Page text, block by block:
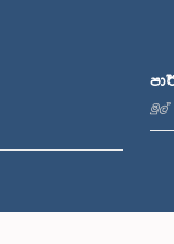
මුල්